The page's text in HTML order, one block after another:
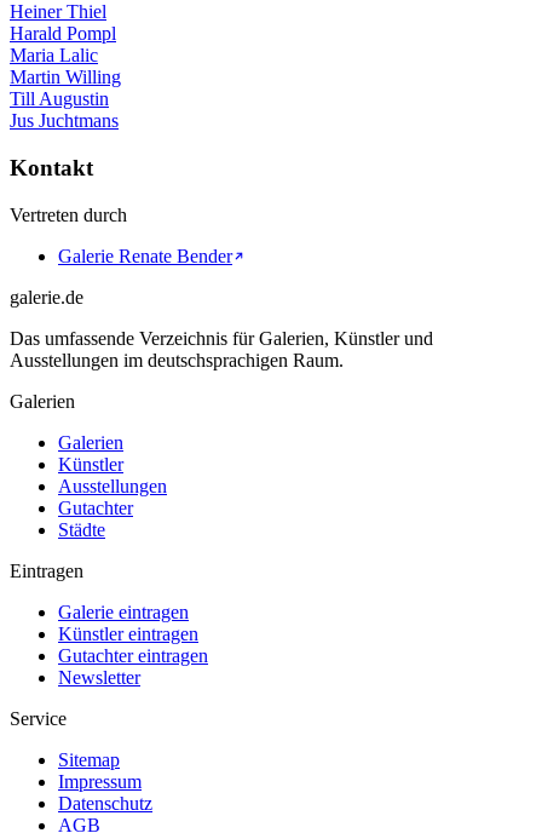
Heiner Thiel
Harald Pompl
Maria Lalic
Martin Willing
Till Augustin
Jus Juchtmans
Kontakt
Vertreten durch
Galerie Renate Bender
galerie.de
Das umfassende Verzeichnis für Galerien, Künstler und
Ausstellungen im deutschsprachigen Raum.
Galerien
Galerien
Künstler
Ausstellungen
Gutachter
Städte
Eintragen
Galerie eintragen
Künstler eintragen
Gutachter eintragen
Newsletter
Service
Sitemap
Impressum
Datenschutz
AGB